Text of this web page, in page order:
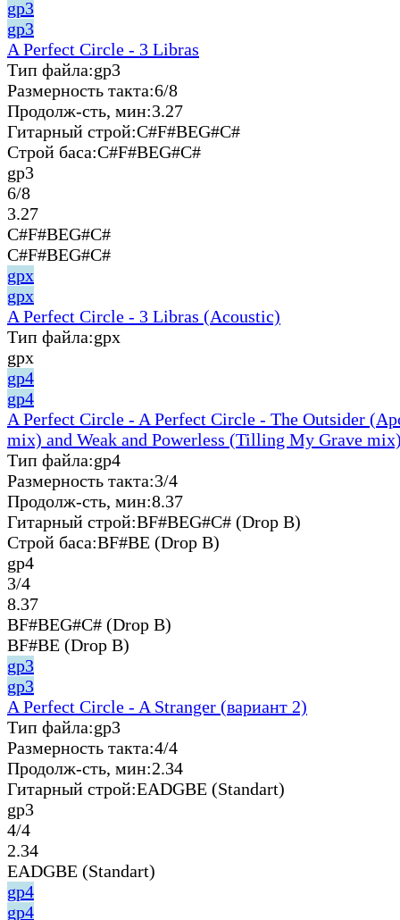
gp3
gp3
A Perfect Circle - 3 Libras
Тип файла:gp3
Размерность такта:6/8
Продолж-сть, мин:3.27
Гитарный строй:C#F#BEG#C#
Строй баса:C#F#BEG#C#
gp3
6/8
3.27
C#F#BEG#C#
C#F#BEG#C#
gpx
gpx
A Perfect Circle - 3 Libras (Acoustic)
Тип файла:gpx
gpx
gp4
gp4
A Perfect Circle - A Perfect Circle - The Outsider
mix) and Weak and Powerless (Tilling My Grave
Тип файла:gp4
Размерность такта:3/4
Продолж-сть, мин:8.37
Гитарный строй:BF#BEG#C# (Drop B)
Строй баса:BF#BE (Drop B)
gp4
3/4
8.37
BF#BEG#C# (Drop B)
BF#BE (Drop B)
gp3
gp3
A Perfect Circle - A Stranger (вариант 2)
Тип файла:gp3
Размерность такта:4/4
Продолж-сть, мин:2.34
Гитарный строй:EADGBE (Standart)
gp3
4/4
2.34
EADGBE (Standart)
gp4
gp4